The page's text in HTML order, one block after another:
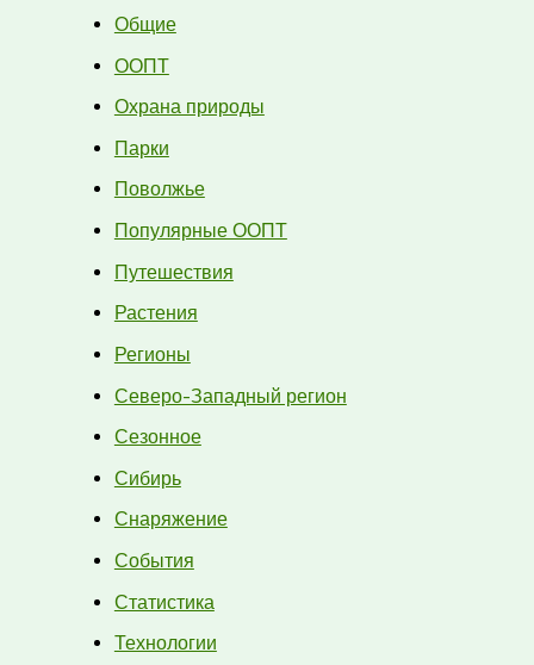
Общие
ООПТ
Охрана природы
Парки
Поволжье
Популярные ООПТ
Путешествия
Растения
Регионы
Северо-Западный регион
Сезонное
Сибирь
Снаряжение
События
Статистика
Технологии